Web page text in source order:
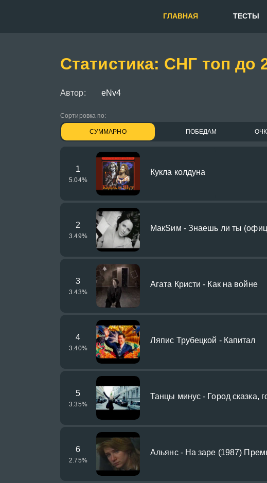
ГЛАВНАЯ ТЕСТЫ
Статистика: СНГ топ до
Автор: eNv4
Сортировка по:
СУММАРНО ПОБЕДАМ
1
5.04%
Кукла колдуна
2
3.49%
МакSим - Знаешь ли ты
3
3.43%
Агата Кристи - Как на войне
4
3.40%
Ляпис Трубецкой - Капитал
5
3.35%
Танцы минус - Город сказка,
6
2.75%
Альянс - На заре (1987)